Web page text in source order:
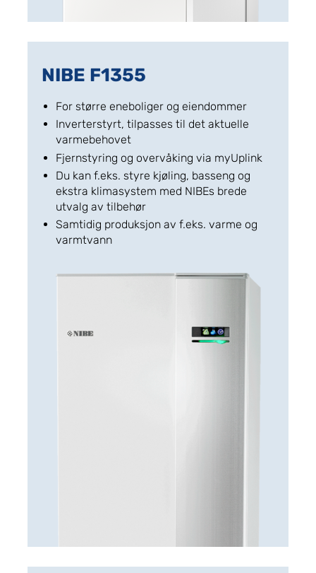
NIBE F1355
For større eneboliger og eiendommer
Inverterstyrt, tilpasses til det aktuelle
varmebehovet
Fjernstyring og overvåking via myUplink
Du kan f.eks. styre kjøling, basseng og
ekstra klimasystem med NIBEs brede
utvalg av tilbehør
Samtidig produksjon av f.eks. varme og
varmtvann